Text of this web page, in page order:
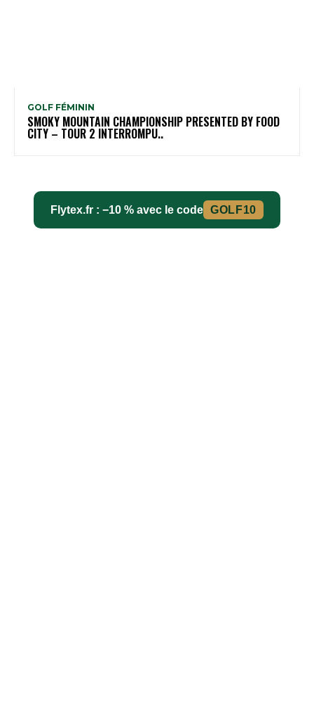
GOLF FÉMININ
SMOKY MOUNTAIN CHAMPIONSHIP PRESENTED BY FOOD
CITY – TOUR 2 INTERROMPU..
Flytex.fr : −10 % avec le code GOLF10